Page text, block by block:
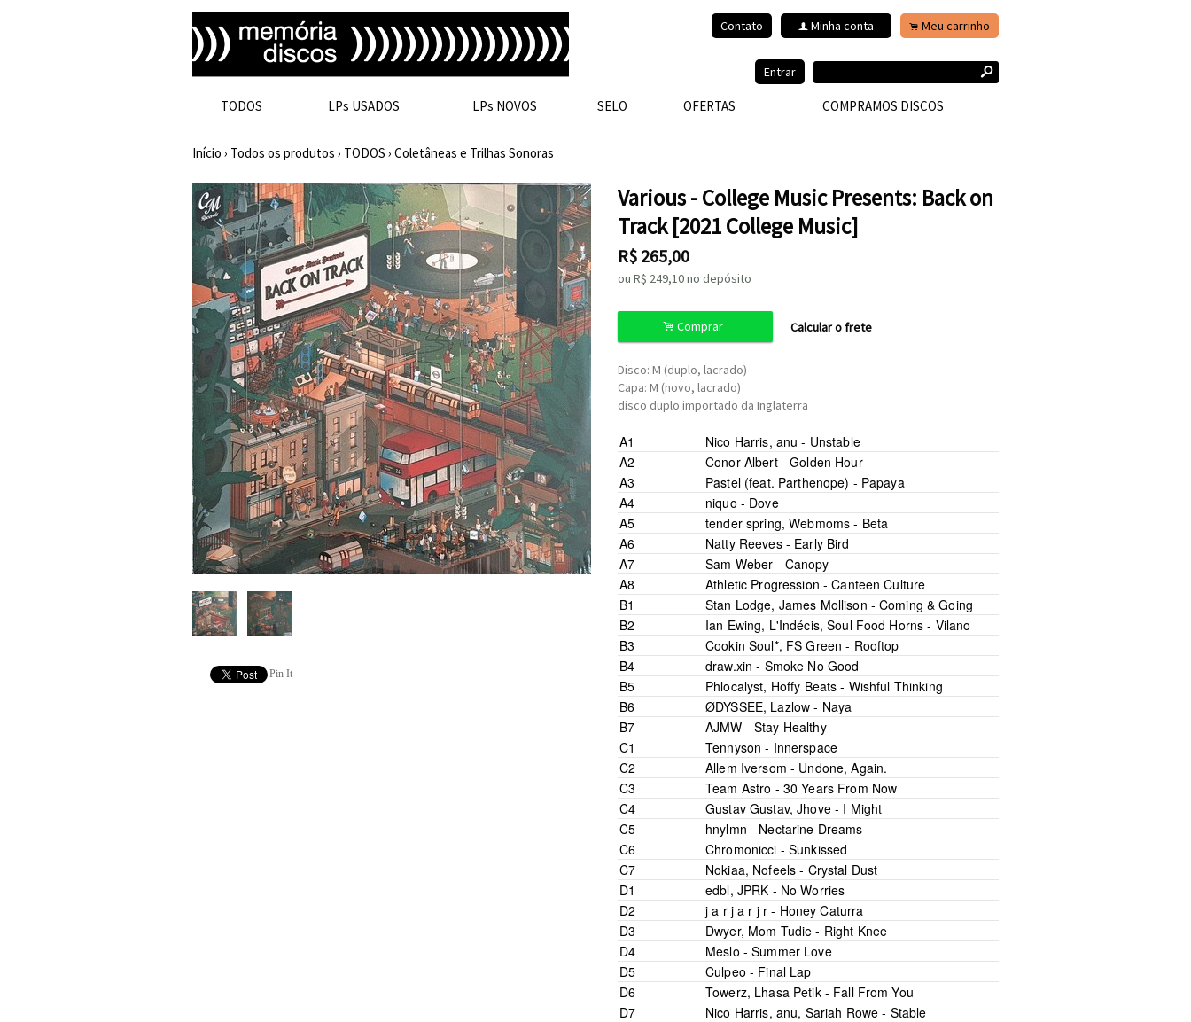
Contato f Minha conta . Meu carrinho
Entrar s
TODOS LPs USADOS LPs NOVOS SELO OFERTAS COMPRAMOS DISCOS
Início › Todos os produtos › TODOS › Coletâneas e Trilhas Sonoras
Pin It
Various - College Music Presents: Back on
Track [2021 College Music]
R$ 265,00
ou R$ 249,10no depósito
. Comprar Calcular o frete
Disco: M (duplo, lacrado)
Capa: M (novo, lacrado)
disco duplo importado da Inglaterra
A1 Nico Harris, anu - Unstable
A2
Conor Albert -Golden Hour
A3
Pastel (feat. Parthenope) - Papaya
A4
niquo - Dove
A5
tender spring,Webmoms - Beta
A6
Natty Reeves - Early Bird
A7
Sam Weber - Canopy
A8
Athletic Progression -Canteen Culture
B1
Stan Lodge, James Mollison -Coming & Going
B2
Ian Ewing, L'Indécis,Soul Food Horns - Vilano
B3
Cookin Soul*, FS Green - Rooftop
B4
draw.xin - Smoke No Good
B5
Phlocalyst, Hoffy Beats - Wishful Thinking
B6
ØDYSSEE, Lazlow - Naya
B7
AJMW - Stay Healthy
C1
Tennyson - Innerspace
C2
Allem Iversom - Undone, Again.
C3
Team Astro - 30 Years From Now
C4
Gustav Gustav,Jhove - I Might
C5
hnylmn - Nectarine Dreams
C6
Chromonicci - Sunkissed
C7
Nokiaa, Nofeels - Crystal Dust
D1
edbl, JPRK - No Worries
D2
j a r j a r j r - Honey Caturra
D3
Dwyer, Mom Tudie - Right Knee
D4
Meslo -Summer Love
D5
Culpeo - Final Lap
D6
Towerz, Lhasa Petik - Fall From You
D7
Nico Harris, anu, Sariah Rowe - Stable